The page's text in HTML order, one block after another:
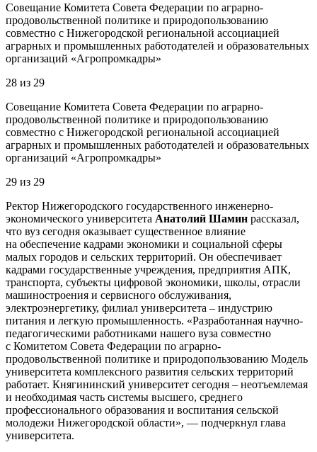
Совещание Комитета Совета Федерации по аграрно-
продовольственной политике и природопользованию
совместно с Нижегородской региональной ассоциацией
аграрных и промышленных работодателей и образовательных
организаций «Агропромкадры»
28 из 29
Совещание Комитета Совета Федерации по аграрно-
продовольственной политике и природопользованию
совместно с Нижегородской региональной ассоциацией
аграрных и промышленных работодателей и образовательных
организаций «Агропромкадры»
29 из 29
Ректор Нижегородского государственного инженерно-
экономического университета Анатолий Шамин рассказал,
что вуз сегодня оказывает существенное влияние
на обеспечение кадрами экономики и социальной сферы
малых городов и сельских территорий. Он обеспечивает
кадрами государственные учреждения, предприятия АПК,
транспорта, субъекты цифровой экономики, школы, отрасли
машиностроения и сервисного обслуживания,
электроэнергетику, филиал университета – индустрию
питания и легкую промышленность. «Разработанная научно-
педагогическими работниками нашего вуза совместно
с Комитетом Совета Федерации по аграрно-
продовольственной политике и природопользованию Модель
университета комплексного развития сельских территорий
работает. Княгининский университет сегодня – неотъемлемая
и необходимая часть системы высшего, среднего
профессионального образования и воспитания сельской
молодежи Нижегородской области», — подчеркнул глава
университета.